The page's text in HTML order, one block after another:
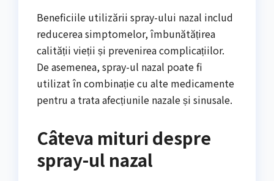
Beneficiile utilizării spray-ului nazal includ
reducerea simptomelor, îmbunătățirea
calității vieții și prevenirea complicațiilor.
De asemenea, spray-ul nazal poate fi
utilizat în combinație cu alte medicamente
pentru a trata afecțiunile nazale și sinusale.
Câteva mituri despre
spray-ul nazal